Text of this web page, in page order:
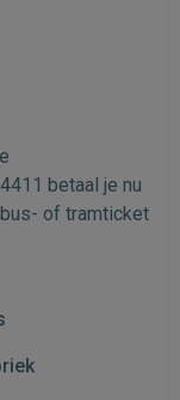
betaal je nu
of tramticket